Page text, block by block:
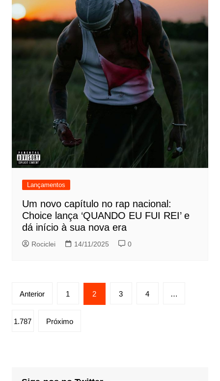
Lançamentos
Um novo capítulo no rap nacional:
Choice lança ‘QUANDO EU FUI REI’ e
dá início à sua nova era
Rociclei 14/11/2025 0
Paginação
posts
Anterior 1 2 3 4 …
1.787 Próximo